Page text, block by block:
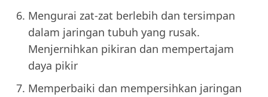
Mengurai zat-zat berlebih dan tersimpan
dalam jaringan tubuh yang rusak.
Menjernihkan pikiran dan mempertajam
daya pikir
Memperbaiki dan mempersihkan jaringan